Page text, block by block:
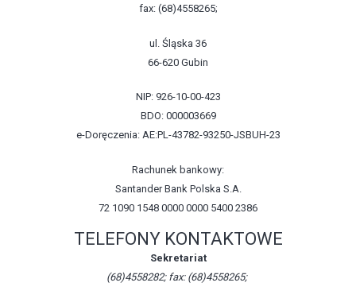
fax: (68)4558265;
ul. Śląska 36
66-620 Gubin
NIP: 926-10-00-423
BDO: 000003669
e-Doręczenia: AE:PL-43782-93250-JSBUH-23
Rachunek bankowy:
Santander Bank Polska S.A.
72 1090 1548 0000 0000 5400 2386
TELEFONY KONTAKTOWE
Sekretariat
(68)4558282; fax: (68)4558265;